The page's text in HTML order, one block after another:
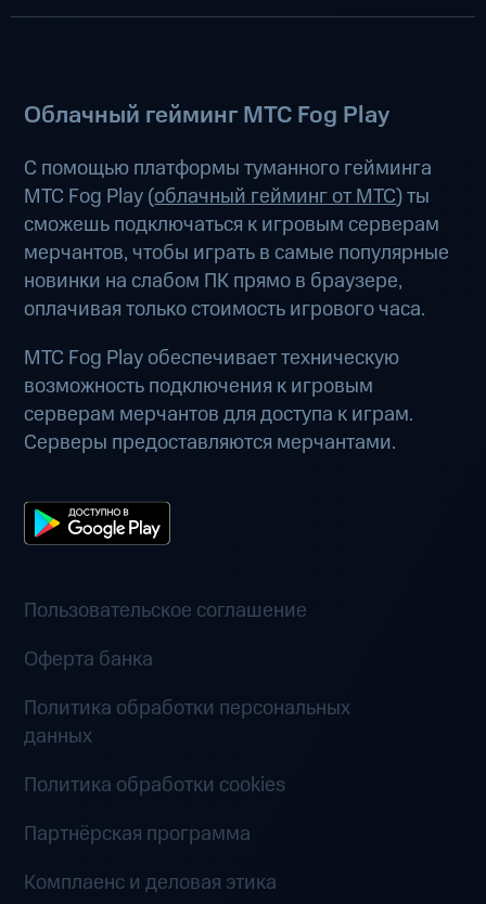
Облачный гейминг МТС Fog Play
С помощью платформы туманного гейминга
МТС Fog Play (облачный гейминг от МТС) ты
сможешь подключаться к игровым серверам
мерчантов, чтобы играть в самые популярные
новинки на слабом ПК прямо в браузере,
оплачивая только стоимость игрового часа.
МТС Fog Play обеспечивает техническую
возможность подключения к игровым
серверам мерчантов для доступа к играм.
Серверы предоставляются мерчантами.
Пользовательское соглашение
Оферта банка
Политика обработки персональных
данных
Политика обработки cookies
Партнёрская программа
Комплаенс и деловая этика